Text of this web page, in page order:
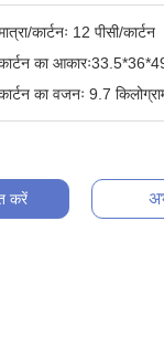
कार्टनः 12 पीसी/कार्टन
का
का वजनः 9.7
करें